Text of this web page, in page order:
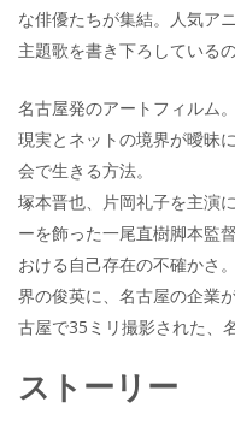
な俳優たちが集結。人気ア
主題歌を書き下ろしている
名古屋発のアートフィルム。
現実とネットの境界が曖昧
会で生きる方法。
塚本晋也、片岡礼子を主演
ーを飾った一尾直樹脚本監
おける自己存在の不確かさ
界の俊英に、名古屋の企業
古屋で35ミリ撮影された、
ストーリー